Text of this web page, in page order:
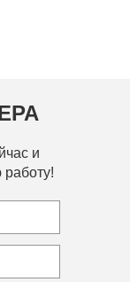
и
работу!